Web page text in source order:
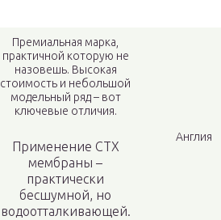
Премиальная марка,
практичной которую не
назовешь. Высокая
стоимость и небольшой
модельный ряд – вот
ключевые отличия.
Применение CTX
мембраны –
практически
бесшумной, но
водоотталкивающей.
Англия